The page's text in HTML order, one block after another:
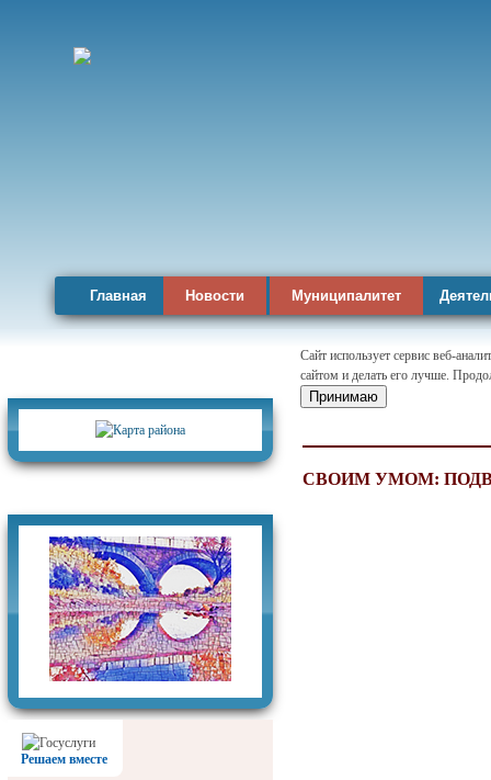
Главная Новости Муниципалитет
Решаем вместе
Сайт использует сервис веб-
сайтом и делать его лучше.
Принимаю
СВОИМ УМОМ: